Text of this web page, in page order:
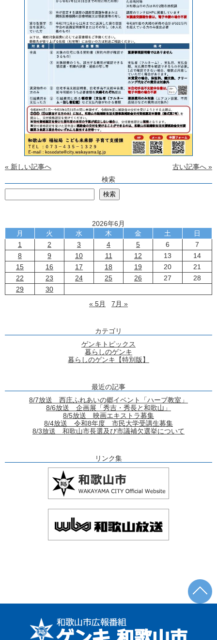
« 新しい記事へ
古い記事へ »
検索
検索
2026年6月
月
火 水 木 金 土
日
1
2 3 4 5 6
7
8
9 10 11 12 13
14
15
16 17 18 19 20
21
22
23 24 25 26 27
28
29
30
« 5月
7月 »
カテゴリ
ゲンキトピックス
暮らしのゲンキ
暮らしのゲンキ【特別版】
最近の記事
8/7放送 西庄ふれあいの郷イベント「ハーブ教室」
8/6放送 企画展「秀吉・秀長と和歌山」
8/5放送 映画エキストラ募集
8/4放送 令和8年度 市民大学受講生募集
8/3放送 和歌山市長選及び市議補欠選挙について
リンク集